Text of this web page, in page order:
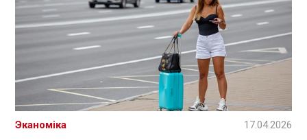
Эканоміка 17.04.2026